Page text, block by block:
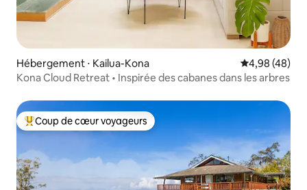
Hébergement ⋅ Kailua-Kona Évaluation
4,98 (48)
Kona Cloud Retreat • Inspirée des cabanes dans les arbres
Coups de cœur voyageurs les plus appréciés
Coup de cœur voyageurs